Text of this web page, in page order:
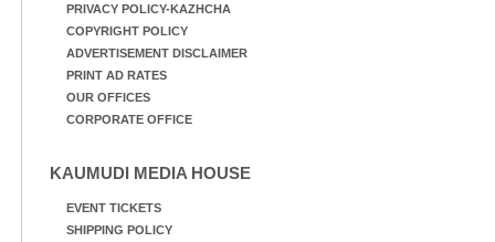
PRIVACY POLICY-KAZHCHA
COPYRIGHT POLICY
ADVERTISEMENT DISCLAIMER
PRINT AD RATES
OUR OFFICES
CORPORATE OFFICE
KAUMUDI MEDIA HOUSE
EVENT TICKETS
SHIPPING POLICY